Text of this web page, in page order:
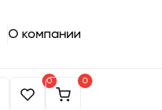
О компании
0 0